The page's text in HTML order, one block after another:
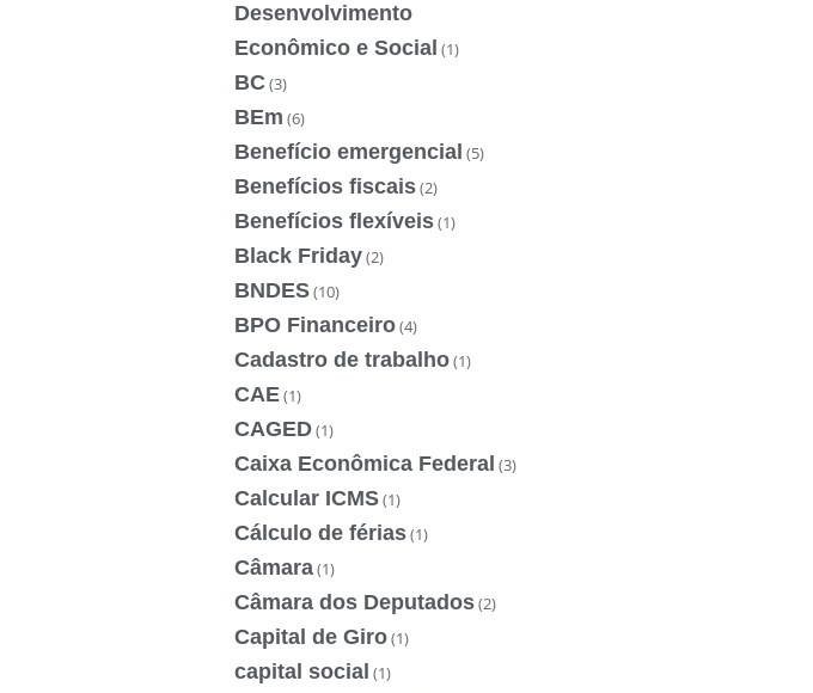
Desenvolvimento
Econômico e Social (1)
BC(3)
BEm (6)
Benefício emergencial (5)
Benefícios fiscais(2)
Benefícios flexíveis(1)
Black Friday(2)
BNDES(10)
BPO Financeiro(4)
Cadastro de trabalho(1)
CAE(1)
CAGED(1)
Caixa Econômica Federal (3)
Calcular ICMS(1)
Cálculo de férias(1)
Câmara(1)
Câmara dos Deputados(2)
Capital de Giro(1)
capital social (1)